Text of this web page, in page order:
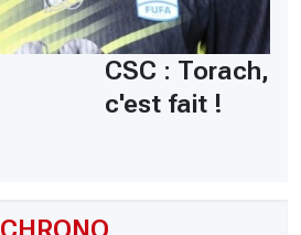
CSC : Torach,
c'est fait !